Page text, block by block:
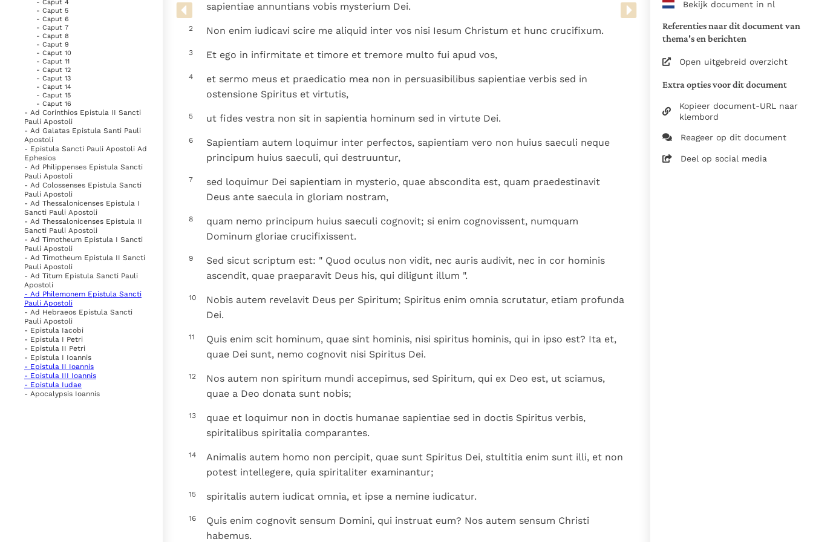
Denzinger Gebruiksvoorwaarden
koninkrijk te
groeit stilletjes door
liefde, niet door
mystieke
verschijnselen en de
noodzaak om "naar het
innerlijk" toe te keren.
www.vatican.va/archive/bible/
vulgata_vetus-
www.vatican.va/archive/bible/
aansluiting gezocht bij de
om de teksten van de
naast elkaar te kunnen
Daar waar de versnummering
elkaar afwijken is dus die van
Bekijk document in nl
Referenties naar dit document van
thema's en berichten
Open uitgebreid overzicht
Extra opties voor dit document
Kopieer document-URL naar
klembord
Reageer op dit document
Deel op social media
- Caput 4
- Caput 5
- Caput 6
- Caput 7
- Caput 8
- Caput 9
- Caput 10
- Caput 11
- Caput 12
- Caput 13
- Caput 14
- Caput 15
- Caput 16
- Ad Corinthios Epistula II Sancti
Pauli Apostoli
- Ad Galatas Epistula Santi Pauli
Apostoli
- Epistula Sancti Pauli Apostoli Ad
Ephesios
- Ad Philippenses Epistula Sancti
Pauli Apostoli
- Ad Colossenses Epistula Sancti
Pauli Apostoli
- Ad Thessalonicenses Epistula I
Sancti Pauli Apostoli
- Ad Thessalonicenses Epistula II
Sancti Pauli Apostoli
- Ad Timotheum Epistula I Sancti
Pauli Apostoli
- Ad Timotheum Epistula II Sancti
Pauli Apostoli
- Ad Titum Epistula Sancti Pauli
Apostoli
- Ad Philemonem Epistula Sancti
Pauli Apostoli
- Ad Hebraeos Epistula Sancti
Pauli Apostoli
- Epistula Iacobi
- Epistula I Petri
- Epistula II Petri
- Epistula I Ioannis
- Epistula II Ioannis
- Epistula III Ioannis
- Epistula Iudae
- Apocalypsis Ioannis
sapientiae annuntians vobis mysterium Dei.
2 Non enim iudicavi scire me aliquid inter vos nisi Iesum Christum et hunc crucifixum.
3 Et ego in infirmitate et timore et tremore multo fui apud vos,
4
et sermo meus et praedicatio mea non in persuasibilibus sapientiae verbis sed in
ostensione Spiritus et virtutis,
5 ut fides vestra non sit in sapientia hominum sed in virtute Dei.
6
Sapientiam autem loquimur inter perfectos, sapientiam vero non huius saeculi neque
principum huius saeculi, qui destruuntur,
7
sed loquimur Dei sapientiam in mysterio, quae abscondita est, quam praedestinavit
Deus ante saecula in gloriam nostram,
8
quam nemo principum huius saeculi cognovit; si enim cognovissent, numquam
Dominum gloriae crucifixissent.
9
Sed sicut scriptum est: " Quod oculus non vidit, nec auris audivit, nec in cor hominis
ascendit, quae praeparavit Deus his, qui diligunt illum ".
10
Nobis autem revelavit Deus per Spiritum; Spiritus enim omnia scrutatur, etiam profunda
Dei.
11
Quis enim scit hominum, quae sint hominis, nisi spiritus hominis, qui in ipso est? Ita et,
quae Dei sunt, nemo cognovit nisi Spiritus Dei.
12
Nos autem non spiritum mundi accepimus, sed Spiritum, qui ex Deo est, ut sciamus,
quae a Deo donata sunt nobis;
13
quae et loquimur non in doctis humanae sapientiae sed in doctis Spiritus verbis,
spiritalibus spiritalia comparantes.
14
Animalis autem homo non percipit, quae sunt Spiritus Dei, stultitia enim sunt illi, et non
potest intellegere, quia spiritaliter examinantur;
15 spiritalis autem iudicat omnia, et ipse a nemine iudicatur.
16
Quis enim cognovit sensum Domini, qui instruat eum? Nos autem sensum Christi
habemus.